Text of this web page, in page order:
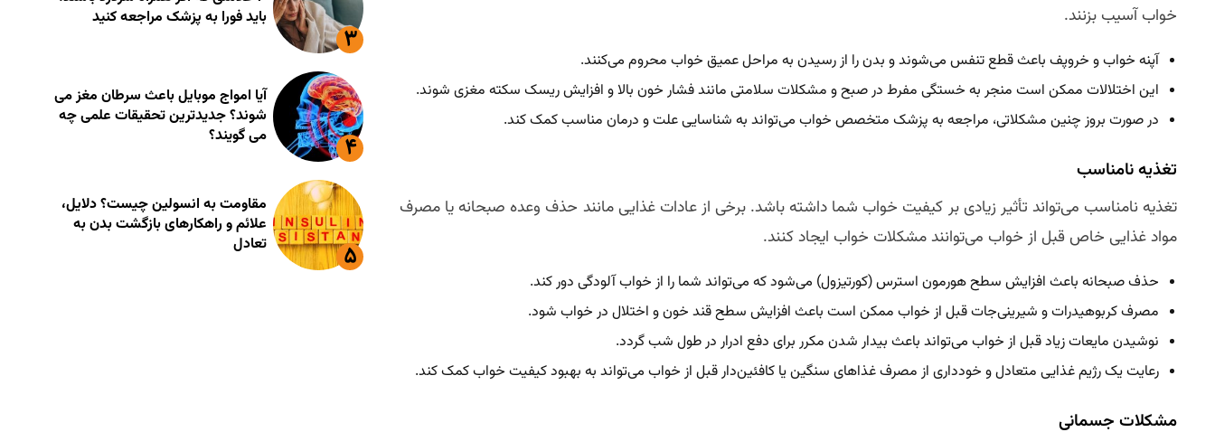
خواب آسیب بزنند.
آپنه خواب و خروپف باعث قطع تنفس می‌شوند و بدن را از رسیدن به مراحل عمیق خواب محروم می‌کنند.
این اختلالات ممکن است منجر به خستگی مفرط در صبح و مشکلات سلامتی مانند فشار خون بالا و افزایش ریسک سکته مغزی شوند.
در صورت بروز چنین مشکلاتی، مراجعه به پزشک متخصص خواب می‌تواند به شناسایی علت و درمان مناسب کمک کند.
تغذیه نامناسب
تغذیه نامناسب می‌تواند تأثیر زیادی بر کیفیت خواب شما داشته باشد. برخی از عادات غذایی مانند حذف وعده صبحانه یا مصرف
مواد غذایی خاص قبل از خواب می‌توانند مشکلات خواب ایجاد کنند.
حذف صبحانه باعث افزایش سطح هورمون استرس (کورتیزول) می‌شود که می‌تواند شما را از خواب آلودگی دور کند.
مصرف کربوهیدرات و شیرینی‌جات قبل از خواب ممکن است باعث افزایش سطح قند خون و اختلال در خواب شود.
نوشیدن مایعات زیاد قبل از خواب می‌تواند باعث بیدار شدن مکرر برای دفع ادرار در طول شب گردد.
رعایت یک رژیم غذایی متعادل و خودداری از مصرف غذاهای سنگین یا کافئین‌دار قبل از خواب می‌تواند به بهبود کیفیت خواب کمک کند.
مشکلات جسمانی
باید فورا به پزشک مراجعه کنید
آیا امواج موبایل باعث سرطان مغز می
شوند؟ جدیدترین تحقیقات علمی چه
می گویند؟
مقاومت به انسولین چیست؟ دلایل،
علائم و راهکارهای بازگشت بدن به
تعادل